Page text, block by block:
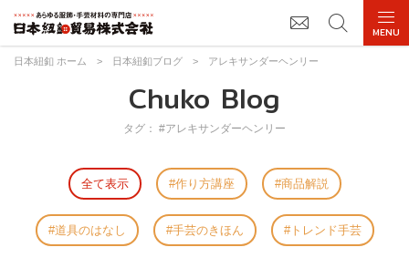
日本紐釦 ホーム > 日本紐釦ブログ > アレキサンダーヘンリー
Chuko Blog
タグ： #アレキサンダーヘンリー
全て表示 作り方講座 商品解説
道具のはなし 手芸のきほん トレンド手芸